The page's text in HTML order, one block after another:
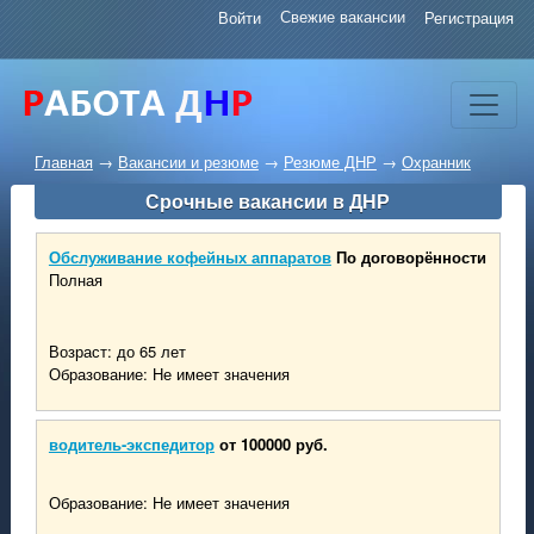
Войти Свежие вакансии Регистрация
Главная → Вакансии и резюме→ Резюме ДНР → Охранник
Срочные вакансии в ДНР
Обслуживание кофейных аппаратов По договорённости
Полная
Возраст: до 65 лет
Образование: Не имеет значения
водитель-экспедитор от 100000 руб.
Образование: Не имеет значения